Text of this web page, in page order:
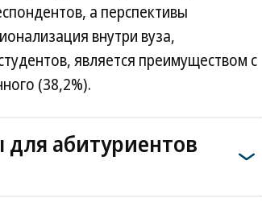
а перспективы
внутри вуза,
является преимуществом с
(38,2%).
абитуриентов